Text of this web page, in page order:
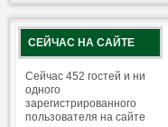
СЕЙЧАС НА САЙТЕ
Сейчас 452 гостей и ни
одного
зарегистрированного
пользователя на сайте